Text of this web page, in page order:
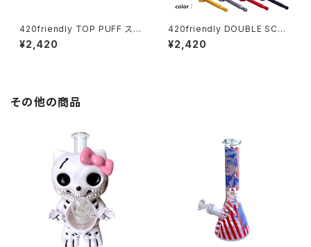
420friendly TOP PUFF スニ
ッフィング チューブ・ヘラ付き
¥2,420
420friendly DOUBLE SCRE
EN HAMMER(ダブルスクリー
ンハンマー)メタルパイプ
¥2,420
その他の商品